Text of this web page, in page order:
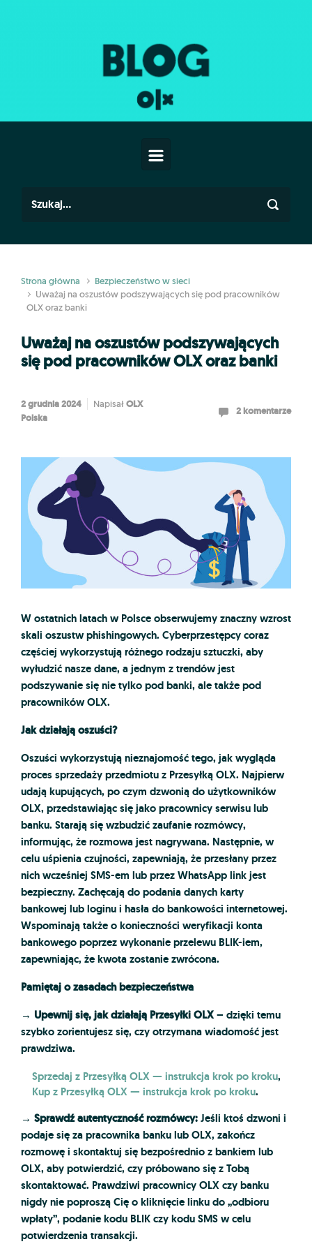
Strona główna
Bezpieczeństwo w sieci
Uważaj na oszustów podszywających się pod pracowników
OLX oraz banki
Uważaj na oszustów podszywających
się pod pracowników OLX oraz banki
2 grudnia 2024 Napisał OLX
Polska
2 komentarze
W ostatnich latach w Polsce obserwujemy znaczny wzrost
skali oszustw phishingowych. Cyberprzestępcy coraz
częściej wykorzystują różnego rodzaju sztuczki, aby
wyłudzić nasze dane, a jednym z trendów jest
podszywanie się nie tylko pod banki, ale także pod
pracowników OLX.
Jak działają oszuści?
Oszuści wykorzystują nieznajomość tego, jak wygląda
proces sprzedaży przedmiotu z Przesyłką OLX. Najpierw
udają kupujących, po czym dzwonią do użytkowników
OLX, przedstawiając się jako pracownicy serwisu lub
banku. Starają się wzbudzić zaufanie rozmówcy,
informując, że rozmowa jest nagrywana. Następnie, w
celu uśpienia czujności, zapewniają, że przesłany przez
nich wcześniej SMS-em lub przez WhatsApp link jest
bezpieczny. Zachęcają do podania danych karty
bankowej lub loginu i hasła do bankowości internetowej.
Wspominają także o konieczności weryfikacji konta
bankowego poprzez wykonanie przelewu BLIK-iem,
zapewniając, że kwota zostanie zwrócona.
Pamiętaj o zasadach bezpieczeństwa
→ Upewnij się, jak działają Przesyłki OLX – dzięki temu
szybko zorientujesz się, czy otrzymana wiadomość jest
prawdziwa.
Sprzedaj z Przesyłką OLX — instrukcja krok po kroku,
Kup z Przesyłką OLX — instrukcja krok po kroku.
→ Sprawdź autentyczność rozmówcy: Jeśli ktoś dzwoni i
podaje się za pracownika banku lub OLX, zakończ
rozmowę i skontaktuj się bezpośrednio z bankiem lub
OLX, aby potwierdzić, czy próbowano się z Tobą
skontaktować. Prawdziwi pracownicy OLX czy banku
nigdy nie poproszą Cię o kliknięcie linku do „odbioru
wpłaty”, podanie kodu BLIK czy kodu SMS w celu
potwierdzenia transakcji.